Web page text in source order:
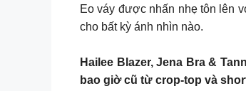
Eo váy được nhấn nhẹ tôn lên
cho bất kỳ ánh nhìn nào.
Hailee Blazer, Jena Bra &
bao giờ cũ từ crop-top và